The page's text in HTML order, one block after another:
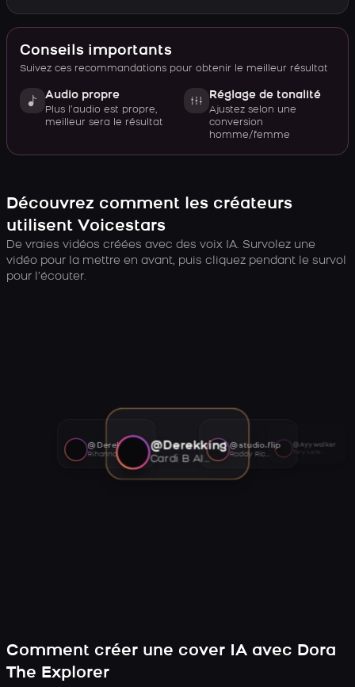
Conseils importants
Suivez ces recommandations pour obtenir le meilleur résultat
Audio propre
Plus l’audio est propre,
meilleur sera le résultat
Réglage de tonalité
Ajustez selon une
conversion
homme/femme
Découvrez comment les créateurs
utilisent Voicestars
De vraies vidéos créées avec des voix IA. Survolez une
vidéo pour la mettre en avant, puis cliquez pendant le survol
pour l’écouter.
@Derekking
Cardi B AI voice
@studio.flip
Roddy Ricch AI voice
@Ayywalker
@Derekking
Rihanna AI voice
Comment créer une cover IA avec Dora
The Explorer